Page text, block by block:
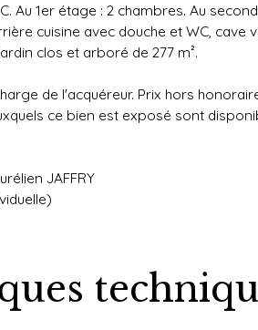
Au 1er étage : 2 chambres. Au
cuisine avec douche et WC, cave
clos et arboré de 277 m².
de l'acquéreur. Prix hors
ce bien est exposé sont
JAFFRY